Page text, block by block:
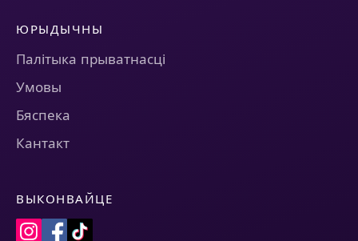
ЮРЫДЫЧНЫ
Палітыка прыватнасці
Умовы
Бяспека
Кантакт
ВЫКОНВАЙЦЕ